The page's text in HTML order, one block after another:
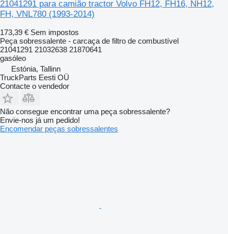
21041291 para camião tractor Volvo FH12, FH16, NH12,
FH, VNL780 (1993-2014)
173,39 € Sem impostos
Peça sobressalente - carcaça de filtro de combustível
21041291 21032638 21870641
gasóleo
Estónia, Tallinn
TruckParts Eesti OÜ
Contacte o vendedor
Não consegue encontrar uma peça sobressalente?
Envie-nos já um pedido!
Encomendar peças sobressalentes